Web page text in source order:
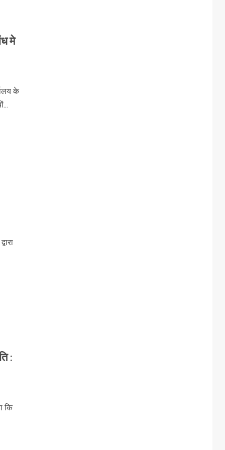
मे
के
:
कि